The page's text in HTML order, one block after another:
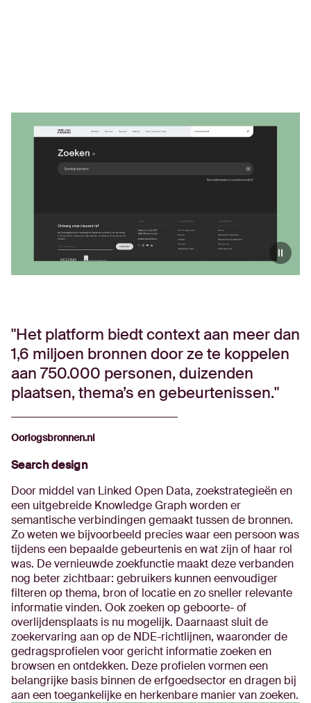
Het platform biedt context aan meer dan
1,6 miljoen bronnen door ze te koppelen
aan 750.000 personen, duizenden
plaatsen, thema’s en gebeurtenissen.
Oorlogsbronnen.nl
Search design
Door middel van Linked Open Data, zoekstrategieën en
een uitgebreide Knowledge Graph worden er
semantische verbindingen gemaakt tussen de bronnen.
Zo weten we bijvoorbeeld precies waar een persoon was
tijdens een bepaalde gebeurtenis en wat zijn of haar rol
was. De vernieuwde zoekfunctie maakt deze verbanden
nog beter zichtbaar: gebruikers kunnen eenvoudiger
filteren op thema, bron of locatie en zo sneller relevante
informatie vinden. Ook zoeken op geboorte- of
overlijdensplaats is nu mogelijk. Daarnaast sluit de
zoekervaring aan op de NDE-richtlijnen, waaronder de
gedragsprofielen voor gericht informatie zoeken en
browsen en ontdekken. Deze profielen vormen een
belangrijke basis binnen de erfgoedsector en dragen bij
aan een toegankelijke en herkenbare manier van zoeken.